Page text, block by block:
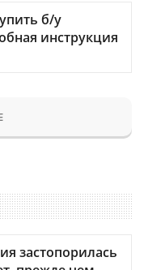
б/у
инструкция
застопорилась